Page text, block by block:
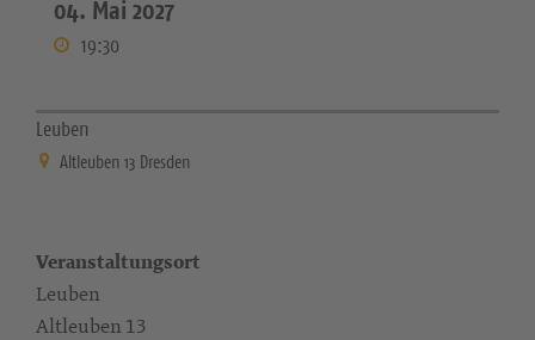
04. Mai 2027
19:30
Leuben
Altleuben 13 Dresden
Veranstaltungsort
Leuben
Altleuben 13